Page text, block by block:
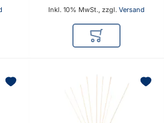
Inkl. 10% MwSt., zzgl. Versand
In den